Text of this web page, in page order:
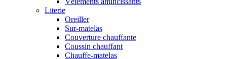
Literie
Oreiller
Sur-matelas
Couverture chauffante
Coussin chauffant
Chauffe-matelas